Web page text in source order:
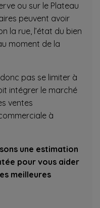
ou sur le Plateau
peuvent avoir
la rue, l’état du bien
moment de la
pas se limiter à
intégrer le marché
ventes
à
une estimation
pour vous aider
meilleures